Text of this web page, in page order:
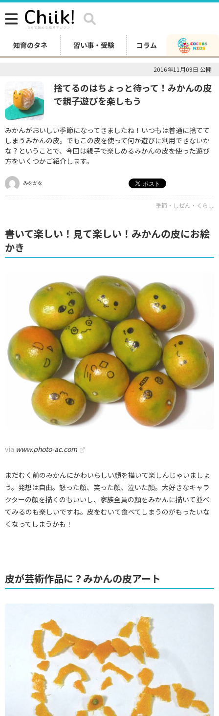
知育のタネ 習い事・受験 コラム
2016年11月09日 公開
捨てるのはちょっと待って！みかんの皮
で親子遊びを楽しもう
みかんがおいしい季節になってきましたね！いつもは普通に捨てて
しまうみかんの皮。でもこの皮を使って何か遊びに利用できないか
な？ということで、今回は親子で楽しめるみかんの皮を使った遊び
方をいくつかご紹介します。
みなかな
季節・しぜん・くらし
書いて楽しい！見て楽しい！みかんの皮にお絵
かき
via www.photo-ac.com
まだむく前のみかんにかわいらしい顔を描いて楽しんじゃいましょ
う。発想は自由。怒った顔、笑った顔、泣いた顔。大好きなキャラ
クターの顔を描くのもいいし、家族全員の顔をみかんに描いて並べ
てみるのも楽しいですね。皮をむいて食べてしまうのがもったいな
くなってしまうかも！
皮が芸術作品に？みかんの皮アート